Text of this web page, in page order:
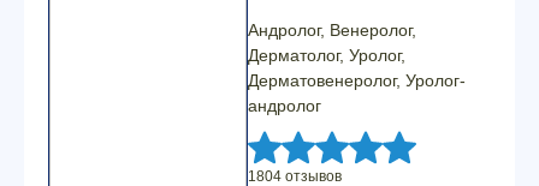
Андролог, Венеролог,
Дерматолог, Уролог,
Дерматовенеролог, Уролог-
андролог
1804 отзывов